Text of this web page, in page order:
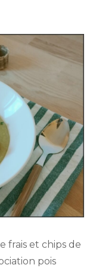
frais et chips de
pois